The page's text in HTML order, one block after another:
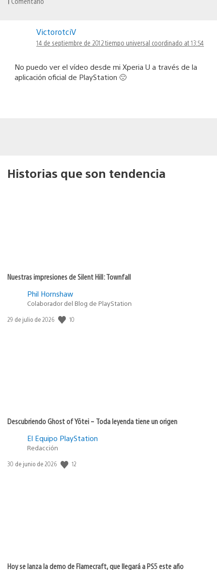
VictorotciV
14 de septiembre de 2012 tiempo universal coordinado at 13:54
No puedo ver el vídeo desde mi Xperia U a través de la
aplicación oficial de PlayStation 🙁
Historias que son tendencia
Nuestras impresiones de Silent Hill: Townfall
Phil Hornshaw
Colaborador del Blog de PlayStation
Fecha
29 de julio de 2026 10
Descubriendo Ghost of Yōtei – Toda leyenda tiene un origen
El Equipo PlayStation
Redacción
Fecha
30 de junio de 2026 12
Hoy se lanza la demo de Flamecraft, que llegará a PS5 este año